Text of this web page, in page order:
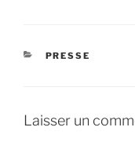
CATÉGORIES
PRESSE
Laisser un